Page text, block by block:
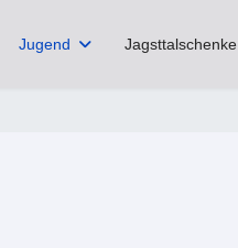
Jugend Jagsttalschenke